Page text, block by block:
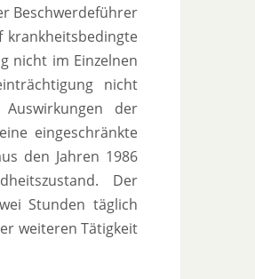
Beschwerdeführer
krankheitsbedingte
nicht im Einzelnen
nicht
der
eingeschränkte
den Jahren 1986
Der
Stunden täglich
weiteren Tätigkeit